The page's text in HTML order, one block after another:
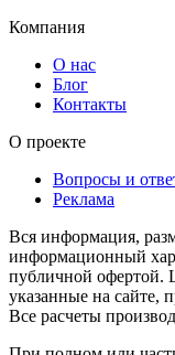
Компания
О нас
Блог
Контакты
О проекте
Вопросы и
Реклама
Вся информация,
информационный
публичной
указанные на сайте,
Все расчеты